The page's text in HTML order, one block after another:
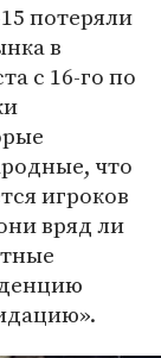
потеряли
в
с 16-го по
что
игроков
вряд ли